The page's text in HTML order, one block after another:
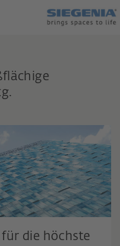
die höchste